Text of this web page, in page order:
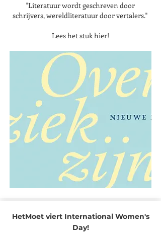
"Literatuur wordt geschreven door
schrijvers, wereldliteratuur door vertalers."
Lees het stukhier!​
HetMoet viert International Women's
Day!